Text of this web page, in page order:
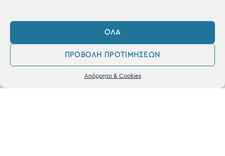
ΌΛΑ
ΠΡΟΒΟΛΉ ΠΡΟΤΙΜΉΣΕΩΝ
Απόρρητο & Cookies
Σταθά 17, 38221 Βόλος
2421 217300
Δευ / Τετ / Σαβ: 09:00 - 15:00
Φίλτρα
0